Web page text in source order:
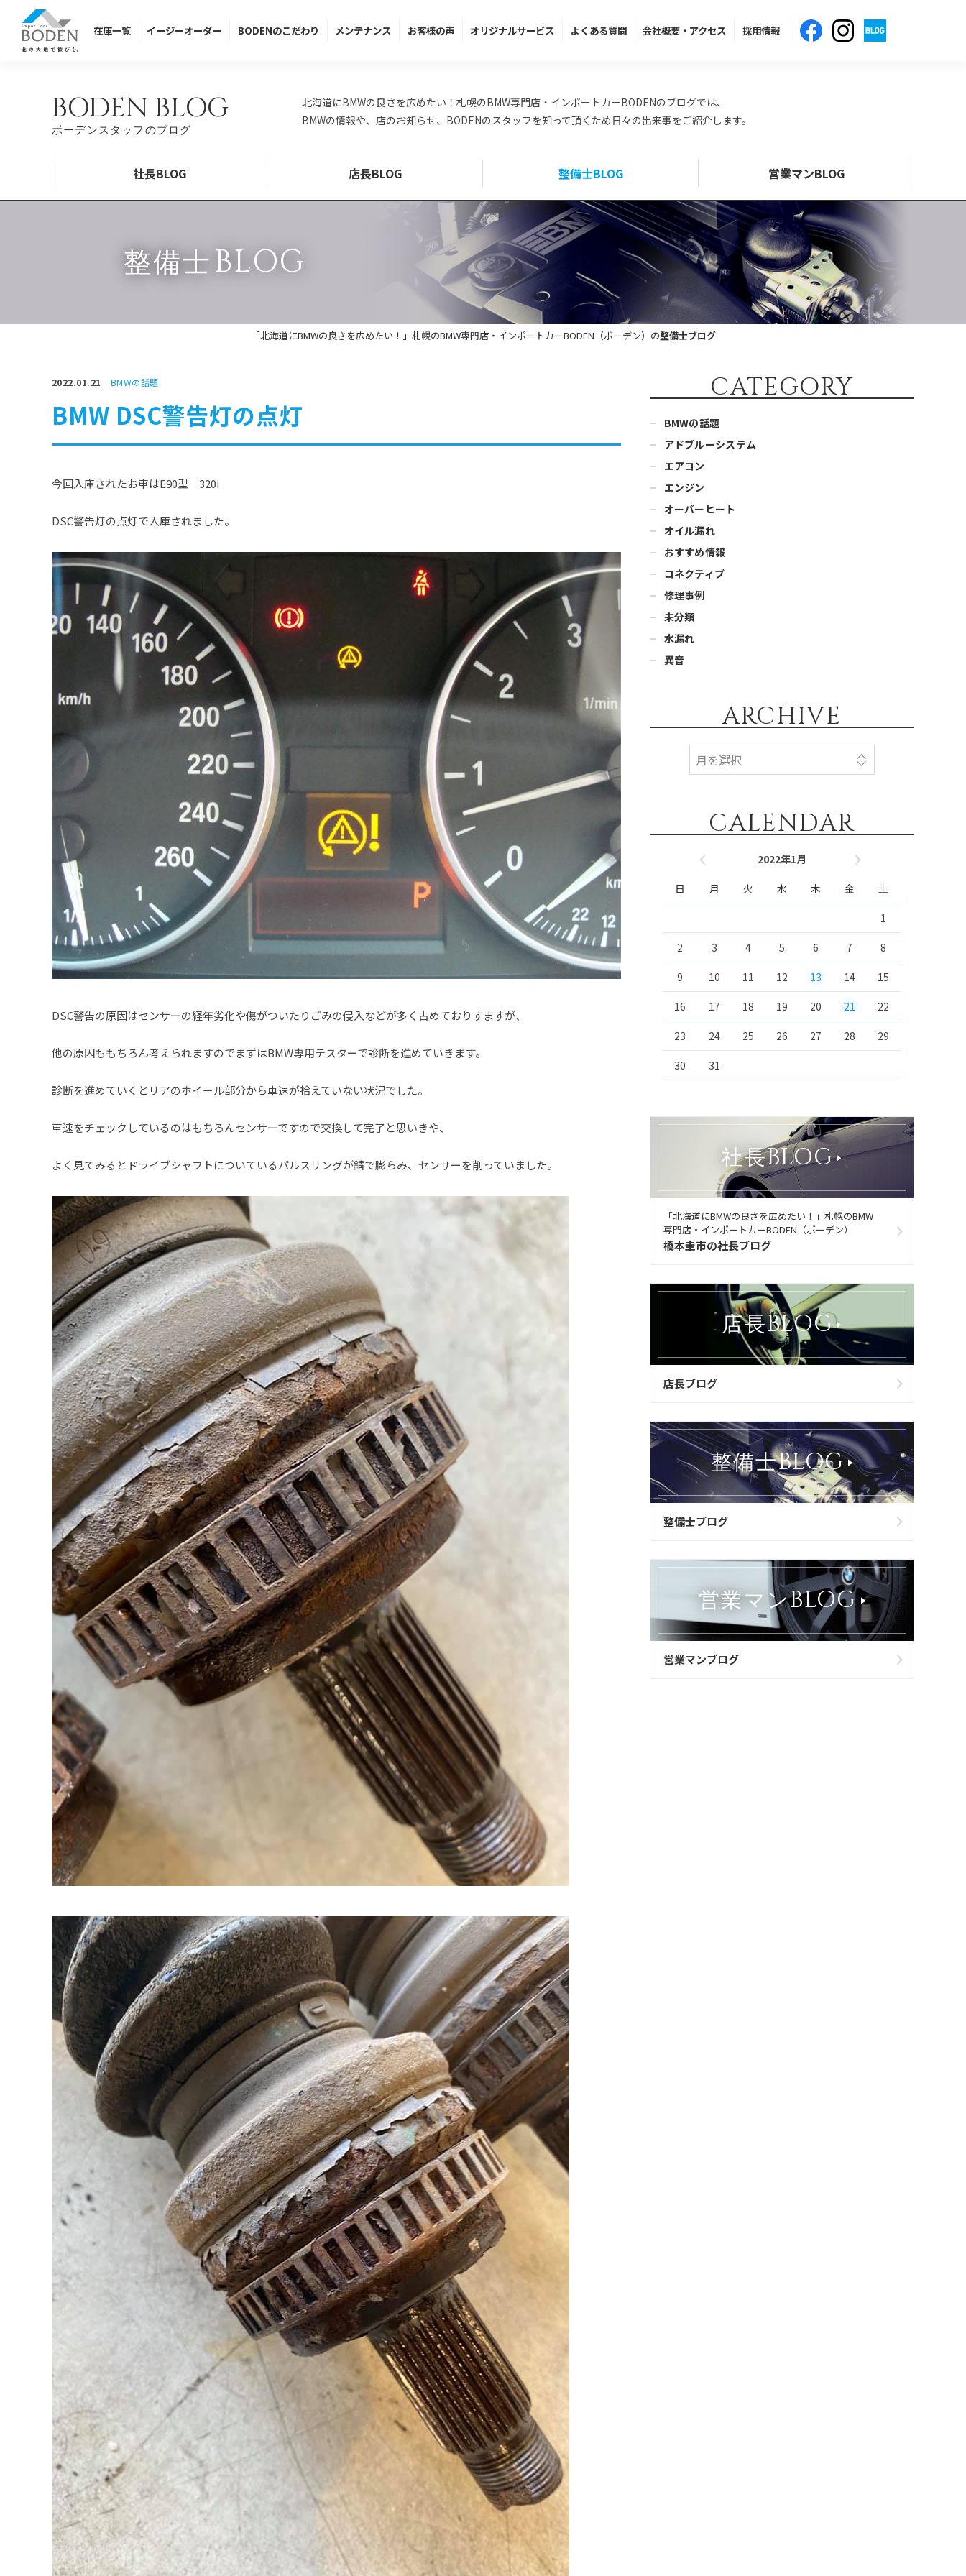
在庫一覧 イージーオーダー BODENのこだわり メンテナンス お客様の声 オリジナルサービス よくある質問 会社概要 ・アクセス 採用情報
BODEN BLOG
ボーデンスタッフのブログ
北海道にBMWの良さを広めたい！札幌のBMW専門店・インポートカーBODENのブログでは、
BMWの情報や、店のお知らせ、BODENのスタッフを知って頂くため日々の出来事をご紹介します。
社長BLOG 店長BLOG 整備士BLOG 営業マンBLOG
整備士BLOG
「北海道にBMWの良さを広めたい！」札幌のBMW専門店・インポートカーBODEN（ボーデン）の整備士ブログ
2022.01.21 BMWの話題
BMW DSC警告灯の点灯
今回入庫されたお車はE90型 320i
DSC警告灯の点灯で入庫されました。
DSC警告の原因はセンサーの経年劣化や傷がついたりごみの侵入などが多く占めておりすますが、
他の原因ももちろん考えられますのでまずはBMW専用テスターで診断を進めていきます。
診断を進めていくとリアのホイール部分から車速が拾えていない状況でした。
車速をチェックしているのはもちろんセンサーですので交換して完了と思いきや、
よく見てみるとドライブシャフトについているパルスリングが錆で膨らみ、センサーを削っていました。
CATEGORY
BMWの話題
アドブルーシステム
エアコン
エンジン
オーバーヒート
オイル漏れ
おすすめ情報
コネクティブ
修理事例
未分類
水漏れ
異音
ARCHIVE
CALENDAR
2022年1月
日 月 火 水 木 金 土
« 12月 2月 »
1
2 3 4 5 6 7 8
9 10 11 12 13 14 15
16 17 18 19 20 21 22
23 24 25 26 27 28 29
30 31
社長BLOG
「北海道にBMWの良さを広めたい！」札幌のBMW
専門店・インポートカーBODEN（ボーデン）
橋本圭市の社長ブログ
店長BLOG
店長ブログ
整備士BLOG
整備士ブログ
営業マンBLOG
営業マンブログ